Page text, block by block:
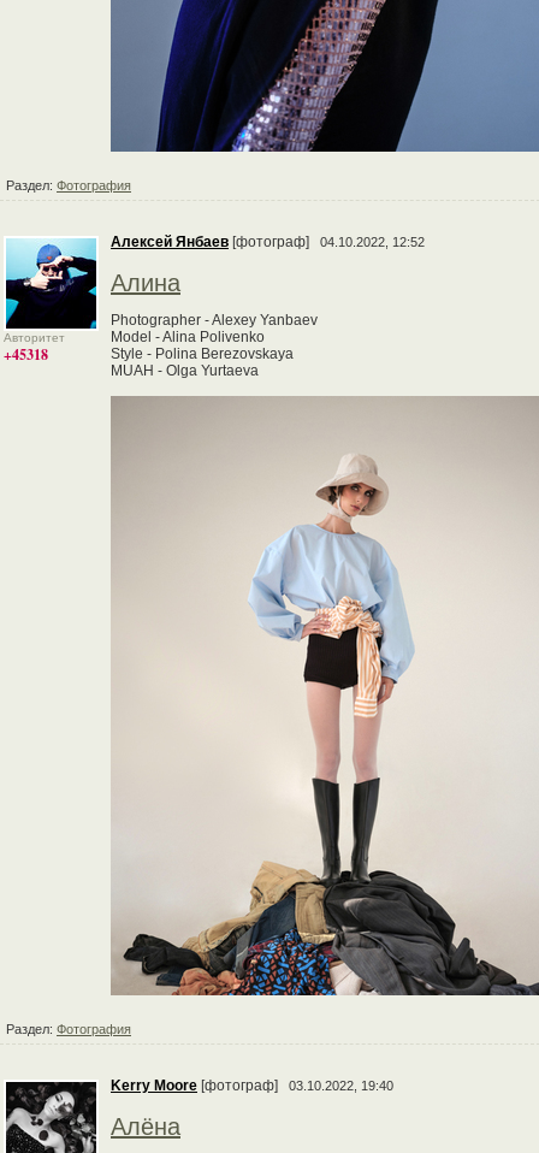
Раздел: Фотография
Авторитет
+45318
Алексей Янбаев [фотограф] 04.10.2022, 12:52
Алина
Photographer - Alexey Yanbaev
Model - Alina Polivenko
Style - Polina Berezovskaya
MUAH - Olga Yurtaeva
Раздел: Фотография
Kerry Moore [фотограф] 03.10.2022, 19:40
Алёна